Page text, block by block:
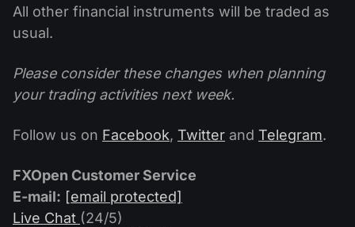
All other financial instruments will be traded as
usual.
Please consider these changes when planning
your trading activities next week.
Follow us on Facebook, Twitter and Telegram.
FXOpen Customer Service
E-mail: [email protected]
Live Chat (24/5)